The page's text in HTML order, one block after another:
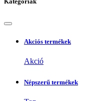
Akciós termékek
Akció
Népszerű termékek